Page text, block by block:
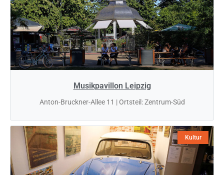
Musikpavillon Leipzig
Anton-Bruckner-Allee 11 | Ortsteil: Zentrum-Süd
Kultur